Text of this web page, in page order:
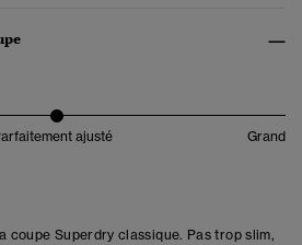
ajusté Grand
coupe Superdry classique. Pas trop slim,